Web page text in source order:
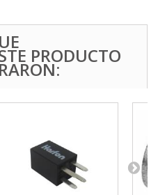
PRODUCTO